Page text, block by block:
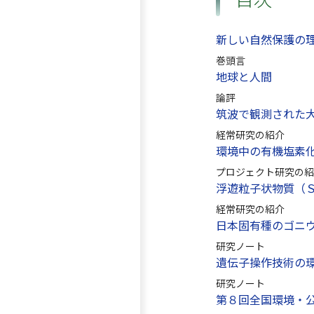
新しい自然保護の
巻頭言
地球と人間
論評
筑波で観測された
経常研究の紹介
環境中の有機塩素
プロジェクト研究の
浮遊粒子状物質（
経常研究の紹介
日本固有種のゴ
研究ノート
遺伝子操作技術の
研究ノート
第８回全国環境・